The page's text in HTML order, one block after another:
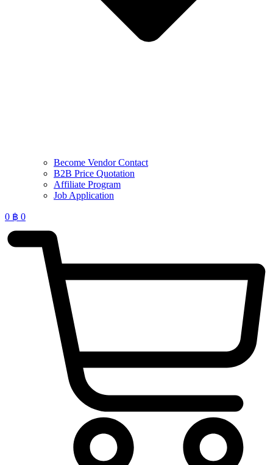
Become Vendor Contact
B2B Price Quotation
Affiliate Program
Job Application
0 ฿ 0